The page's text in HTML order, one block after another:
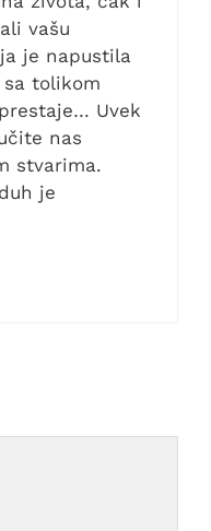
vašu
je napustila
tolikom
Uvek
nas
stvarima.
je